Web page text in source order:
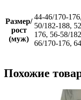
Размер/
рост
(муж)
44-46/170-
50/182-188,
176, 56-58/
66/170-176,
Похожие